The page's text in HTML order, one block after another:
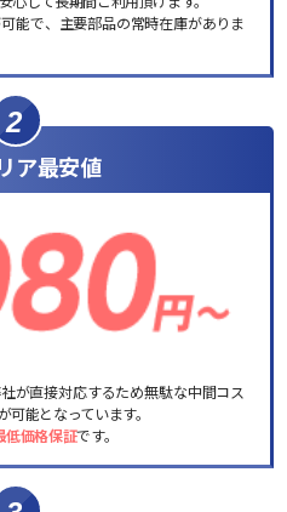
能で、主要部品の常時在庫がありま
2
ア最安値
が直接対応するため無駄な中間コス
能となっています。
低価格保証です。